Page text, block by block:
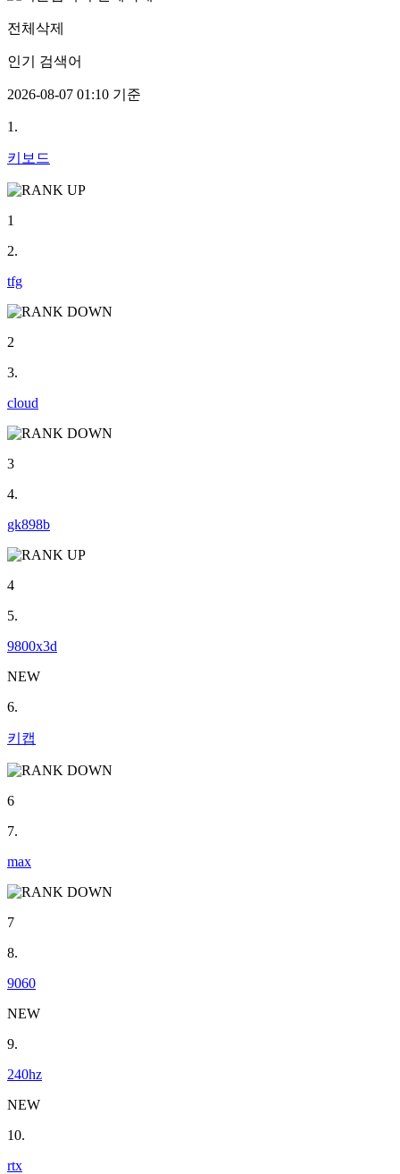
전체삭제
인기 검색어
2026-08-07 01:10 기준
1.
키보드
1
2.
tfg
2
3.
cloud
3
4.
gk898b
4
5.
9800x3d
NEW
6.
키캡
6
7.
max
7
8.
9060
NEW
9.
240hz
NEW
10.
rtx